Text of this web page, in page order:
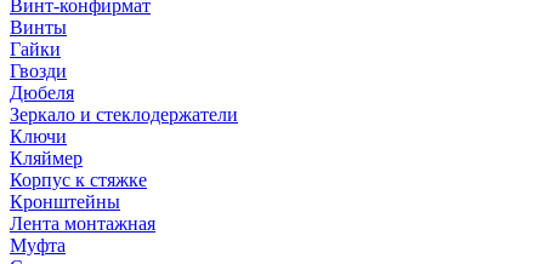
Винт-конфирмат
Винты
Гайки
Гвозди
Дюбеля
Зеркало и стеклодержатели
Ключи
Кляймер
Корпус к стяжке
Кронштейны
Лента монтажная
Муфта